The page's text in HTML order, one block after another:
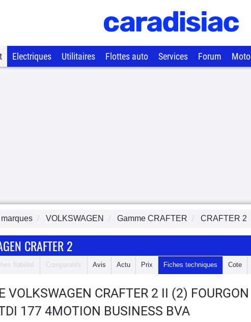
Electriques Utilitaires Flottes auto Services Forum Moto
VOLKSWAGEN Gamme CRAFTER CRAFTER 2
CRAFTER 2
fiabilité Comparatifs Avis Actu Prix Fiches techniques Cote
VOLKSWAGEN CRAFTER 2 II (2) FOURGON
177 4MOTION BUSINESS BVA